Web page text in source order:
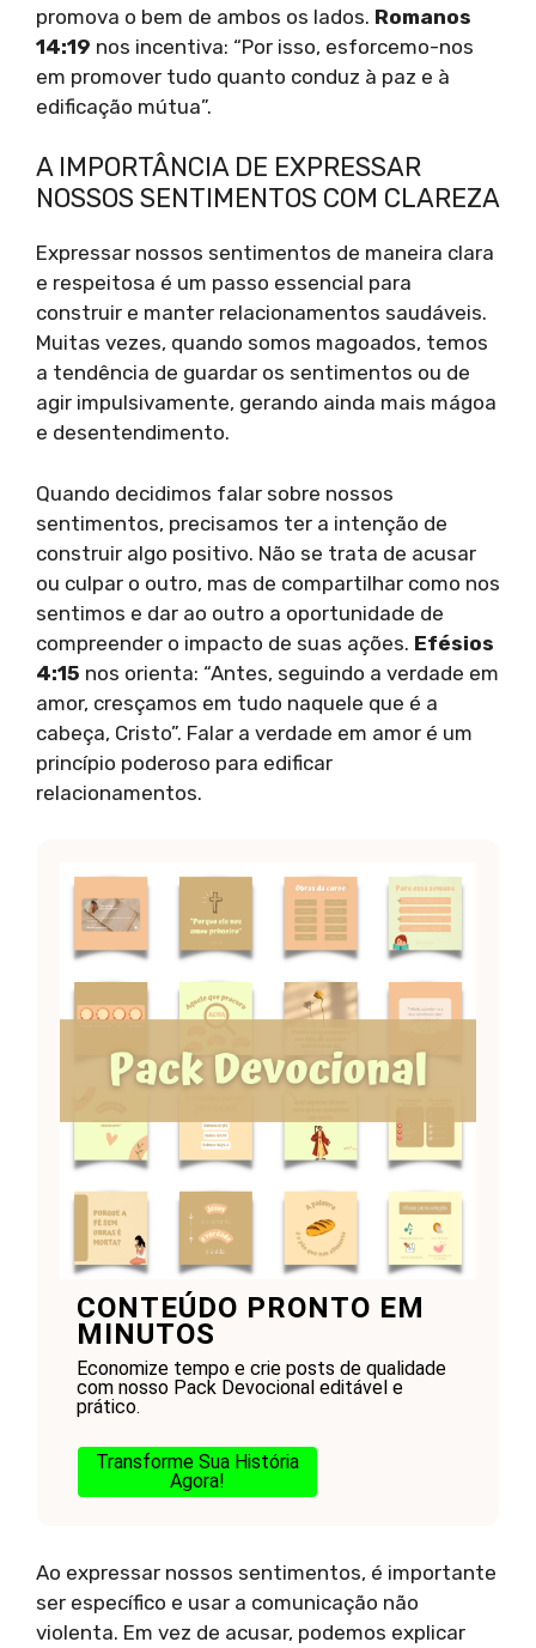
promova o bem de ambos os lados. Romanos
14:19 nos incentiva: “Por isso, esforcemo-nos
em promover tudo quanto conduz à paz e à
edificação mútua”.
A IMPORTÂNCIA DE EXPRESSAR
NOSSOS SENTIMENTOS COM CLAREZA
Expressar nossos sentimentos de maneira clara
e respeitosa é um passo essencial para
construir e manter relacionamentos saudáveis.
Muitas vezes, quando somos magoados, temos
a tendência de guardar os sentimentos ou de
agir impulsivamente, gerando ainda mais mágoa
e desentendimento.
Quando decidimos falar sobre nossos
sentimentos, precisamos ter a intenção de
construir algo positivo. Não se trata de acusar
ou culpar o outro, mas de compartilhar como nos
sentimos e dar ao outro a oportunidade de
compreender o impacto de suas ações. Efésios
4:15 nos orienta: “Antes, seguindo a verdade em
amor, cresçamos em tudo naquele que é a
cabeça, Cristo”. Falar a verdade em amor é um
princípio poderoso para edificar
relacionamentos.
CONTEÚDO PRONTO EM
MINUTOS
Economize tempo e crie posts de qualidade
com nosso Pack Devocional editável e
prático.
Transforme Sua História
Agora!
Ao expressar nossos sentimentos, é importante
ser específico e usar a comunicação não
violenta. Em vez de acusar, podemos explicar